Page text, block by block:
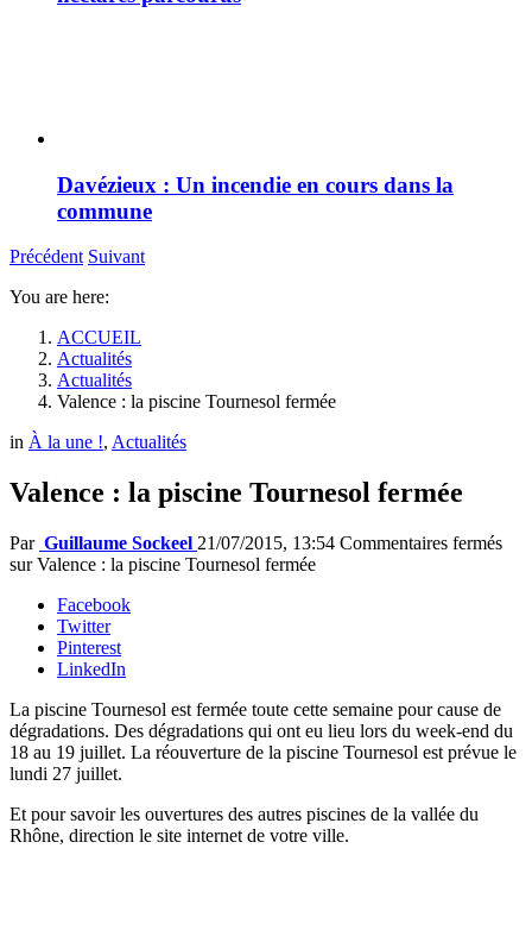
Davézieux : Un incendie en cours dans la
commune
Précédent Suivant
You are here:
ACCUEIL
Actualités
Actualités
Valence : la piscine Tournesol fermée
in À la une !, Actualités
Valence : la piscine Tournesol fermée
Par Guillaume Sockeel 21/07/2015, 13:54 Commentaires fermés
sur Valence : la piscine Tournesol fermée
Facebook
Twitter
Pinterest
LinkedIn
La piscine Tournesol est fermée toute cette semaine pour cause de
dégradations. Des dégradations qui ont eu lieu lors du week-end du
18 au 19 juillet. La réouverture de la piscine Tournesol est prévue le
lundi 27 juillet.
Et pour savoir les ouvertures des autres piscines de la vallée du
Rhône, direction le site internet de votre ville.